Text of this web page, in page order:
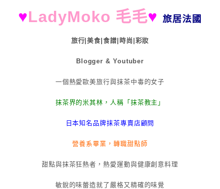
♥LadyMoko 毛毛♥ 旅居法國
旅行|美食|食譜|時尚|彩妝
Blogger & Youtuber
一個熱愛歐美旅行與抹茶中毒的女子
抹茶界的米其林，人稱「抹茶教主」
日本知名品牌抹茶專賣店顧問
營養系畢業，轉職甜點師
甜點與抹茶狂熱者，熱愛運動與健康創意料理
敏銳的味蕾造就了嚴格又精確的味覺